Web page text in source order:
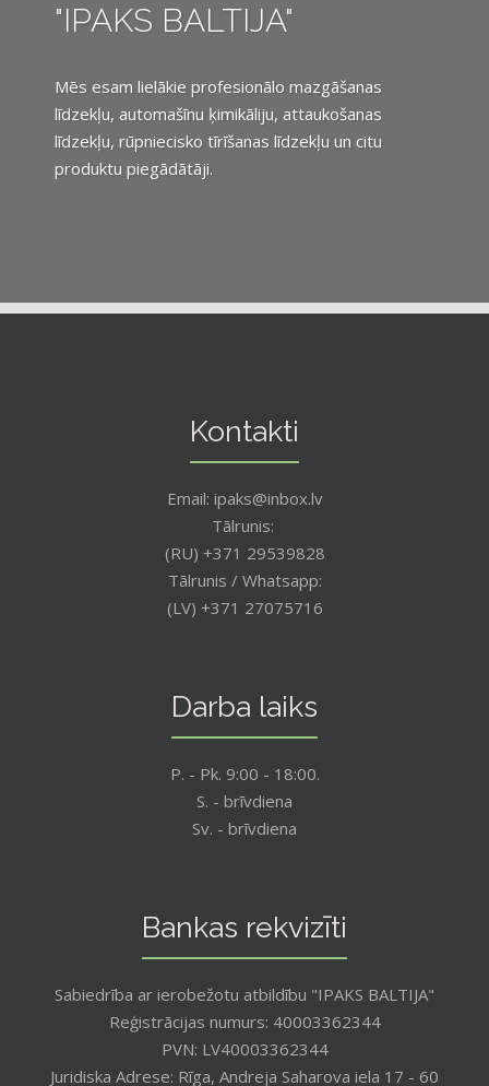
"IPAKS BALTIJA"
Mēs esam lielākie profesionālo mazgāšanas
līdzekļu, automašīnu ķimikāliju, attaukošanas
līdzekļu, rūpniecisko tīrīšanas līdzekļu un citu
produktu piegādātāji.
Kontakti
Email: ipaks@inbox.lv
Tālrunis:
(RU) +371 29539828
Tālrunis / Whatsapp:
(LV) +371 27075716
Darba laiks
P. - Pk. 9:00 - 18:00.
S. - brīvdiena
Sv. - brīvdiena
Bankas rekvizīti
Sabiedrība ar ierobežotu atbildību "IPAKS BALTIJA"
Reģistrācijas numurs: 40003362344
PVN: LV40003362344
Juridiska Adrese: Rīga, Andreja Saharova iela 17 - 60